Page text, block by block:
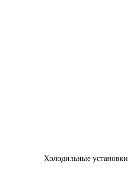
Холодильные установки